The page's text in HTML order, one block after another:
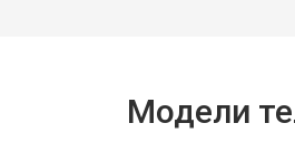
Модели